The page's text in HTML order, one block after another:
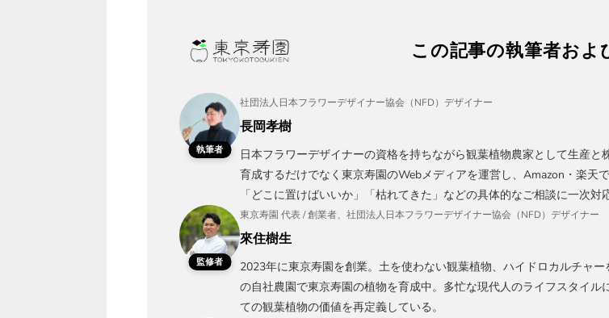
この記事の執筆者およ
執筆者
社団法人日本フラワーデザイナー協会（NFD）デザイナー
長岡孝樹
日本フラワーデザイナーの資格を持ちながら観葉植物農家として生産
育成するだけでなく東京寿園のWebメディアを運営し、Amazon・楽天
「どこに置けばいいか」「枯れてきた」などの具体的なご相談に一次対
監修者
東京寿園 代表 / 創業者、社団法人日本フラワーデザイナー協会（NFD）デザイナー
來住樹生
2023年に東京寿園を創業。土を使わない観葉植物、ハイドロカルチャ
の自社農園で東京寿園の植物を育成中。多忙な現代人のライフスタイ
ての観葉植物の価値を再定義している。